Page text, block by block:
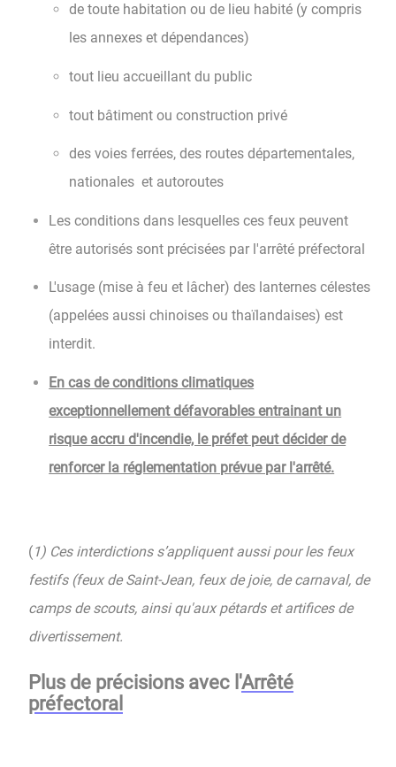
de toute habitation ou de lieu habité (y compris
les annexes et dépendances)
tout lieu accueillant du public
tout bâtiment ou construction privé
des voies ferrées, des routes départementales,
nationales et autoroutes
Les conditions dans lesquelles ces feux peuvent
être autorisés sont précisées par l'arrêté préfectoral
L'usage (mise à feu et lâcher) des lanternes célestes
(appelées aussi chinoises ou thaïlandaises) est
interdit.
En cas de conditions climatiques
exceptionnellement défavorables entrainant un
risque accru d'incendie, le préfet peut décider de
renforcer la réglementation prévue par l'arrêté.
(1) Ces interdictions s’appliquent aussi pour les feux
festifs (feux de Saint-Jean, feux de joie, de carnaval, de
camps de scouts, ainsi qu'aux pétards et artifices de
divertissement.
Plus de précisions avec l'Arrêté
préfectoral